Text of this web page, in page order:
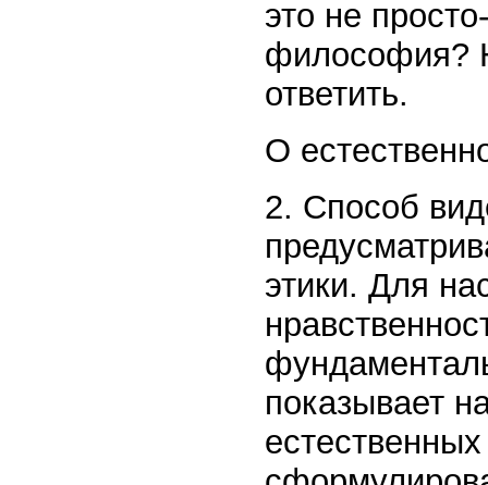
это не
философия?
ответить.
О
2. Способ
этики. Для
показывает